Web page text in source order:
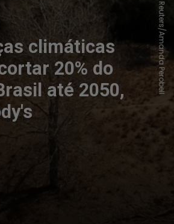
climáticas
20% do
até 2050,
Reuters/Amanda Perobell